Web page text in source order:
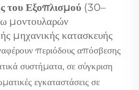
του Εξοπλισμού (30–
μοντουλαρών
μηχανικής κατασκευής
περιόδους απόσβεσης
συστήματα, σε σύγκριση
εγκαταστάσεις σε